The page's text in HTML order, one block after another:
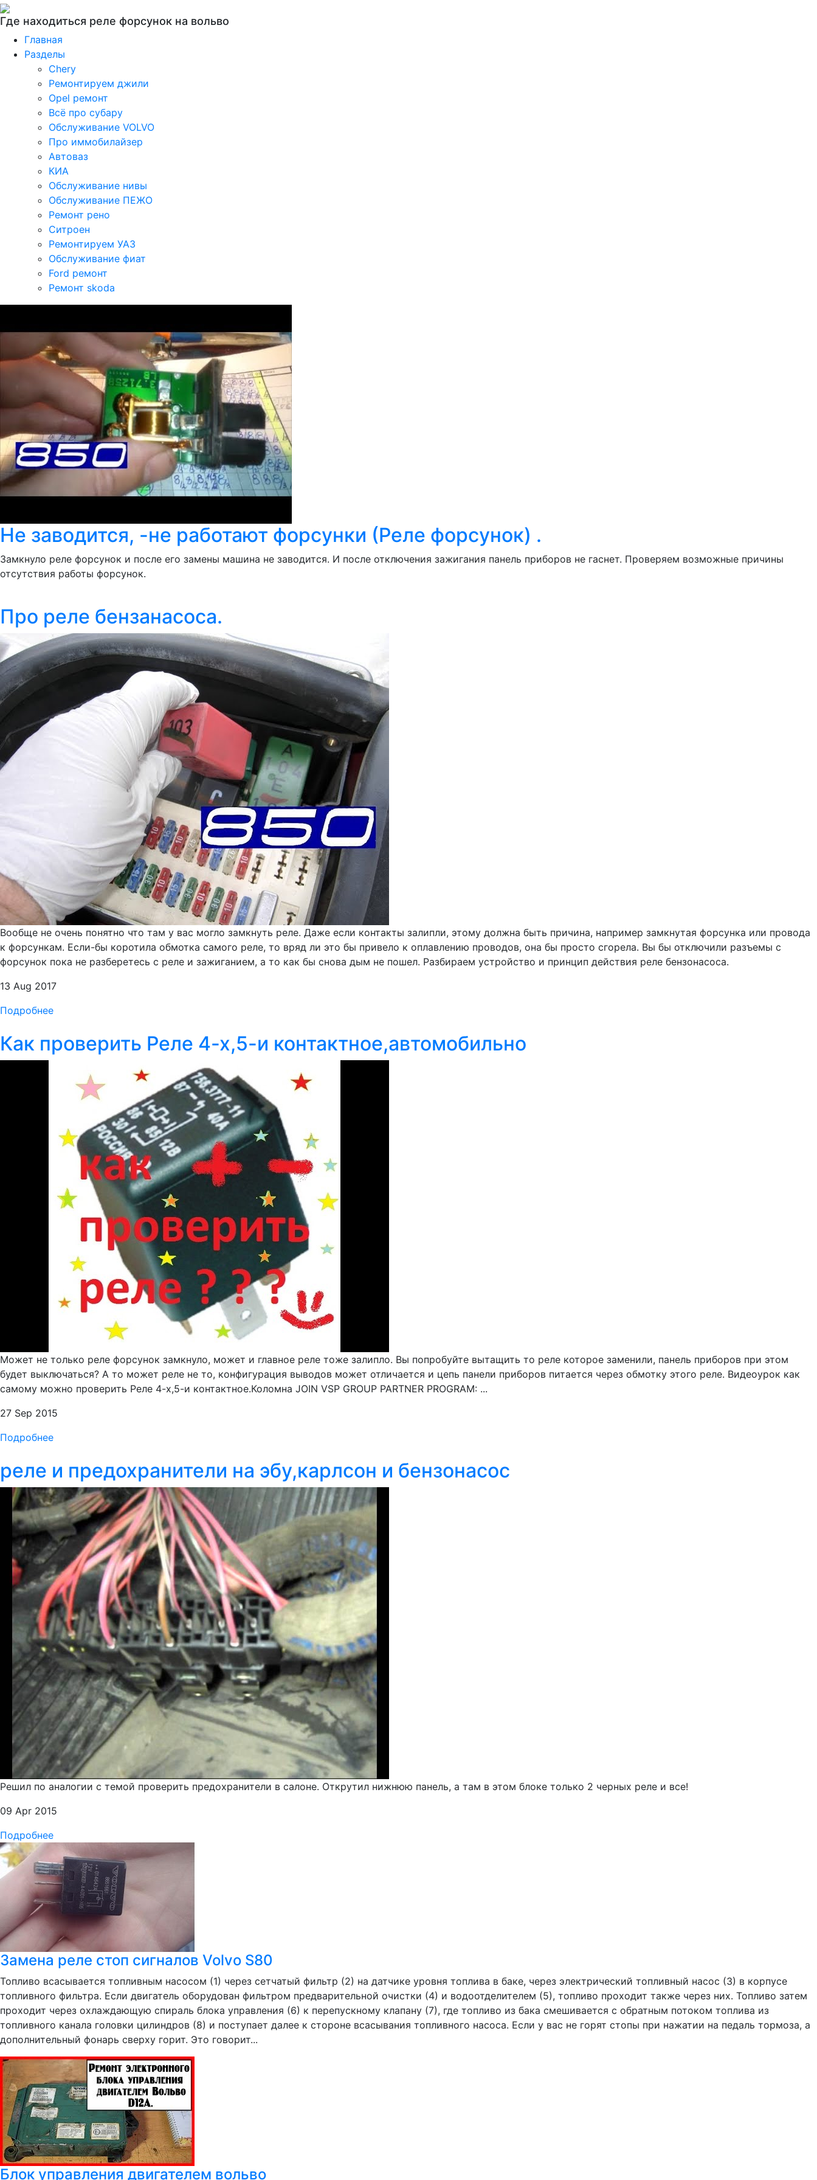
Где находиться реле форсунок на вольво
Главная
Разделы
Chery
Ремонтируем джили
Opel ремонт
Всё про субару
Обслуживание VOLVO
Про иммобилайзер
Автоваз
КИА
Обслуживание нивы
Обслуживание ПЕЖО
Ремонт рено
Ситроен
Ремонтируем УАЗ
Обслуживание фиат
Ford ремонт
Ремонт skoda
Не заводится, -не работают форсунки (Реле форсунок) .
Замкнуло реле форсунок и после его замены машина не заводится. И после отключения зажигания панель приборов не гаснет. Проверяем возможные причины
отсутствия работы форсунок.
Про реле бензанасоса.
Вообще не очень понятно что там у вас могло замкнуть реле. Даже если контакты залипли, этому должна быть причина, например замкнутая форсунка или провода
к форсункам. Если-бы коротила обмотка самого реле, то вряд ли это бы привело к оплавлению проводов, она бы просто сгорела. Вы бы отключили разъемы с
форсунок пока не разберетесь с реле и зажиганием, а то как бы снова дым не пошел. Разбираем устройство и принцип действия реле бензонасоса.
13 Aug 2017
Подробнее
Как проверить Реле 4-х,5-и контактное,автомобильно
Может не только реле форсунок замкнуло, может и главное реле тоже залипло. Вы попробуйте вытащить то реле которое заменили, панель приборов при этом
будет выключаться? А то может реле не то, конфигурация выводов может отличается и цепь панели приборов питается через обмотку этого реле. Видеоурок как
самому можно проверить Реле 4-х,5-и контактное.Коломна JOIN VSP GROUP PARTNER PROGRAM: ...
27 Sep 2015
Подробнее
реле и предохранители на эбу,карлсон и бензонасос
Решил по аналогии с темой проверить предохранители в салоне. Открутил нижнюю панель, а там в этом блоке только 2 черных реле и все!
09 Apr 2015
Подробнее
Замена реле стоп сигналов Volvo S80
Топливо всасывается топливным насосом (1) через сетчатый фильтр (2) на датчике уровня топлива в баке, через электрический топливный насос (3) в корпусе
топливного фильтра. Если двигатель оборудован фильтром предварительной очистки (4) и водоотделителем (5), топливо проходит также через них. Топливо затем
проходит через охлаждающую спираль блока управления (6) к перепускному клапану (7), где топливо из бака смешивается с обратным потоком топлива из
топливного канала головки цилиндров (8) и поступает далее к стороне всасывания топливного насоса. Если у вас не горят стопы при нажатии на педаль тормоза, а
дополнительный фонарь сверху горит. Это говорит...
Блок управления двигателем вольво